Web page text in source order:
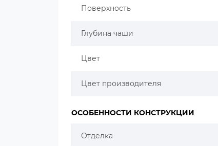
Поверхность
Глубина чаши
Цвет
Цвет производителя
ОСОБЕННОСТИ КОНСТРУКЦИИ
Отделка